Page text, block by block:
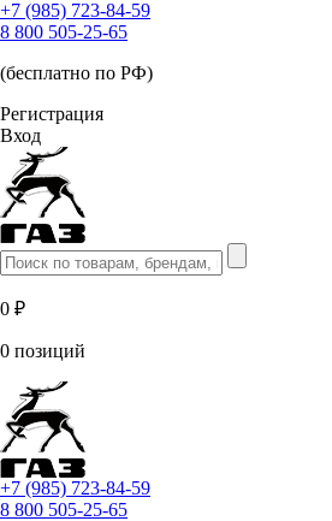
+7 (985) 723-84-59
8 800 505-25-65
(бесплатно по РФ)
Регистрация
Вход
0 ₽
0 позиций
+7 (985) 723-84-59
8 800 505-25-65